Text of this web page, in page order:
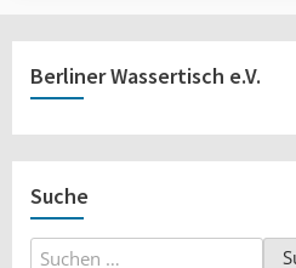
Berliner Wassertisch e.V.
Suche
Suchen